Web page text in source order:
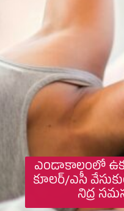
ఎండాకాలంలో
కూలర్/ఎసీ
నిద్ర